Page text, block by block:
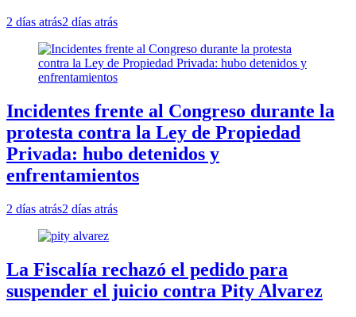
2 días atrás2 días atrás
Incidentes frente al Congreso durante la
protesta contra la Ley de Propiedad
Privada: hubo detenidos y
enfrentamientos
2 días atrás2 días atrás
La Fiscalía rechazó el pedido para
suspender el juicio contra Pity Alvarez